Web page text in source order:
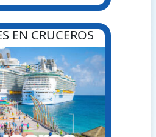
EN CRUCEROS